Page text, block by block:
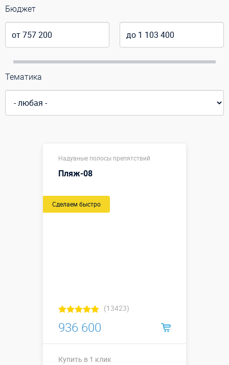
Бюджет
Тематика
Надувные полосы препятствий
Пляж-08
Сделаем быстро
(13423)
936 600
Купить в 1 клик